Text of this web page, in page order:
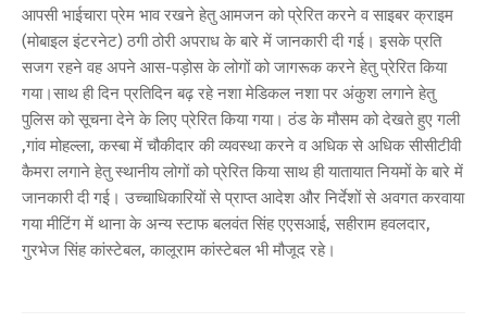
आपसी भाईचारा प्रेम भाव रखने हेतु आमजन को प्रेरित करने व साइबर क्राइम
(मोबाइल इंटरनेट) ठगी ठोरी अपराध के बारे में जानकारी दी गई। इसके प्रति
सजग रहने वह अपने आस-पड़ोस के लोगों को जागरूक करने हेतु प्रेरित किया
गया।साथ ही दिन प्रतिदिन बढ़ रहे नशा मेडिकल नशा पर अंकुश लगाने हेतु
पुलिस को सूचना देने के लिए प्रेरित किया गया। ठंड के मौसम को देखते हुए गली
,गांव मोहल्ला, कस्बा में चौकीदार की व्यवस्था करने व अधिक से अधिक सीसीटीवी
कैमरा लगाने हेतु स्थानीय लोगों को प्रेरित किया साथ ही यातायात नियमों के बारे में
जानकारी दी गई। उच्चाधिकारियों से प्राप्त आदेश और निर्देशों से अवगत करवाया
गया मीटिंग में थाना के अन्य स्टाफ बलवंत सिंह एएसआई, सहीराम हवलदार,
गुरभेज सिंह कांस्टेबल, कालूराम कांस्टेबल भी मौजूद रहे।